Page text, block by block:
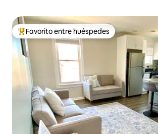
De los mejores en Favorito entre
Favorito entre huéspedes